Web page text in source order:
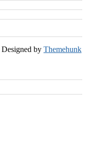
Designed by Themehunk